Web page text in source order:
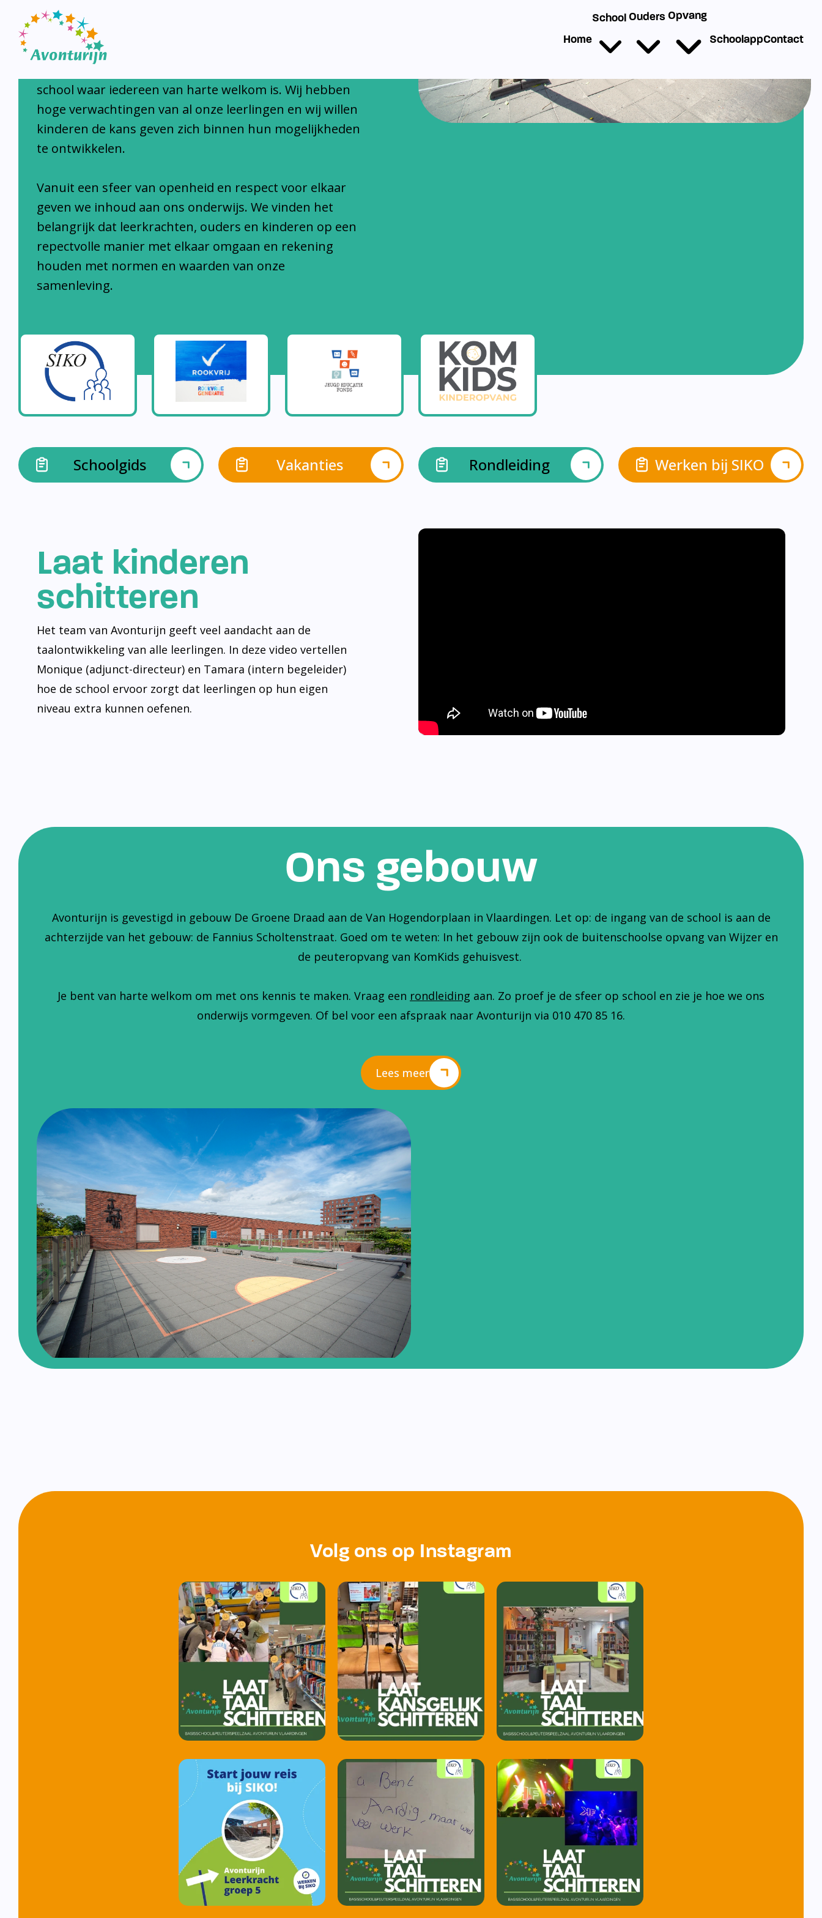
Avonturijn laat kinderen schitteren
school waar iedereen van harte welkom is. Wij hebben
hoge verwachtingen van al onze leerlingen en wij willen
kinderen de kans geven zich binnen hun mogelijkheden
te ontwikkelen.
Vanuit een sfeer van openheid en respect voor elkaar
geven we inhoud aan ons onderwijs. We vinden het
belangrijk dat leerkrachten, ouders en kinderen op een
repectvolle manier met elkaar omgaan en rekening
houden met normen en waarden van onze
samenleving.
Schoolgids Vakanties Rondleiding Werken bij SIKO
Laat kinderen
schitteren
Het team van Avonturijn geeft veel aandacht aan de
taalontwikkeling van alle leerlingen. In deze video vertellen
Monique (adjunct-directeur) en Tamara (intern begeleider)
hoe de school ervoor zorgt dat leerlingen op hun eigen
niveau extra kunnen oefenen.
Ons gebouw
Avonturijn is gevestigd in gebouw De Groene Draad aan de Van Hogendorplaan in Vlaardingen. Let op: de ingang van de school is aan de
achterzijde van het gebouw: de Fannius Scholtenstraat. Goed om te weten: In het gebouw zijn ook de buitenschoolse opvang van Wijzer en
de peuteropvang van KomKids gehuisvest.
Je bent van harte welkom om met ons kennis te maken. Vraag een rondleiding aan. Zo proef je de sfeer op school en zie je hoe we ons
onderwijs vormgeven. Of bel voor een afspraak naar Avonturijn via 010 470 85 16.
Lees meer
Volg ons op Instagram